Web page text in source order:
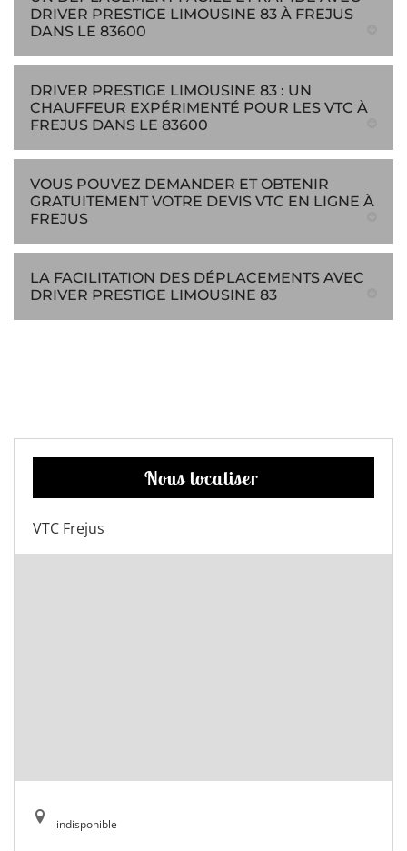
DRIVER PRESTIGE LIMOUSINE 83 À FREJUS
DANS LE 83600
DRIVER PRESTIGE LIMOUSINE 83 : UN
CHAUFFEUR EXPÉRIMENTÉ POUR LES VTC À
FREJUS DANS LE 83600
VOUS POUVEZ DEMANDER ET OBTENIR
GRATUITEMENT VOTRE DEVIS VTC EN LIGNE À
FREJUS
LA FACILITATION DES DÉPLACEMENTS AVEC
DRIVER PRESTIGE LIMOUSINE 83
Nous localiser
VTC Frejus
indisponible